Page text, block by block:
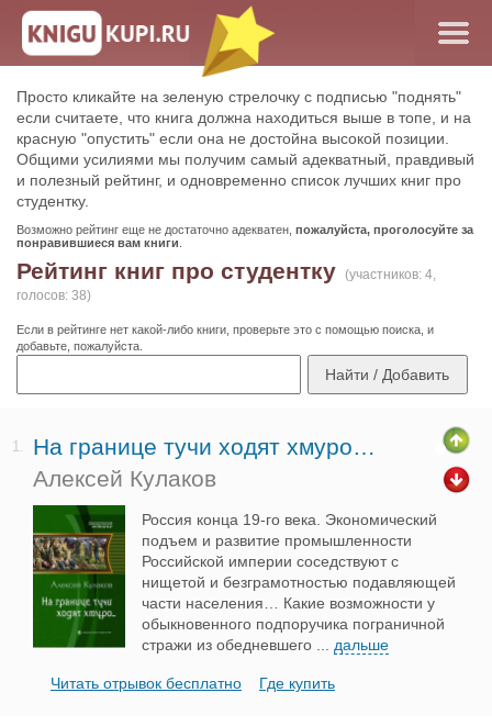
Просто кликайте на зеленую стрелочку с подписью "поднять"
если считаете, что книга должна находиться выше в топе, и на
красную "опустить" если она не достойна высокой позиции.
Общими усилиями мы получим самый адекватный, правдивый
и полезный рейтинг, и одновременно список лучших книг про
студентку.
Возможно рейтинг еще не достаточно адекватен, пожалуйста, проголосуйте за
понравившиеся вам книги
Рейтинг книг про студентку (участников: 4,
голосов: 38)
Если в рейтинге нет какой-либо книги, проверьте это с помощью поиска, и
добавьте, пожалуйста.
1.
На границе тучи ходят хмуро…
Алексей Кулаков
Россия конца 19-го века. Экономический
подъем и развитие промышленности
Российской империи соседствуют с
нищетой и безграмотностью подавляющей
части населения… Какие возможности у
обыкновенного подпоручика пограничной
стражи из обедневшего
дальше
Читать отрывок бесплатно Где купить